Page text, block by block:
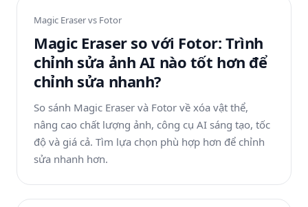
Magic Eraser vs Fotor
Magic Eraser so với Fotor: Trình
chỉnh sửa ảnh AI nào tốt hơn để
chỉnh sửa nhanh?
So sánh Magic Eraser và Fotor về xóa vật thể,
nâng cao chất lượng ảnh, công cụ AI sáng tạo, tốc
độ và giá cả. Tìm lựa chọn phù hợp hơn để chỉnh
sửa nhanh hơn.